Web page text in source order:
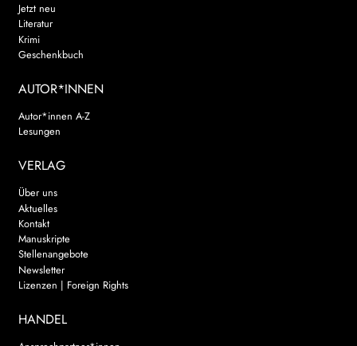
Jetzt neu
Literatur
Krimi
Geschenkbuch
AUTOR*INNEN
Autor*innen A-Z
Lesungen
VERLAG
Über uns
Aktuelles
Kontakt
Manuskripte
Stellenangebote
Newsletter
Lizenzen | Foreign Rights
HANDEL